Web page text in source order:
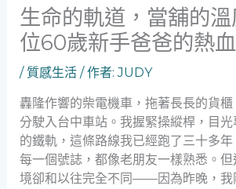
生命的軌道，當舖的
位60歲新手爸爸的熱
/ 質感生活/ 作者:JUDY
轟隆作響的柴電機車，拖著長長的貨
分駛入台中車站。我握緊操縱桿，目
的鐵軌，這條路線我已經跑了三十多年
每一個號誌，都像老朋友一樣熟悉。
境卻和以往完全不同——因為昨晚，我